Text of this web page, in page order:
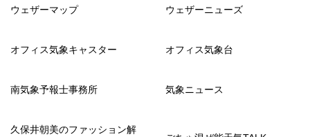
ウェザーマップ ウェザーニューズ
オフィス気象キャスター オフィス気象台
南気象予報士事務所 気象ニュース
久保井朝美のファッション解